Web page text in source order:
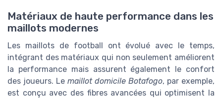
Matériaux de haute performance dans les
maillots modernes
Les maillots de football ont évolué avec le temps,
intégrant des matériaux qui non seulement améliorent
la performance mais assurent également le confort
des joueurs. Le maillot domicile Botafogo, par exemple,
est conçu avec des fibres avancées qui optimisent la